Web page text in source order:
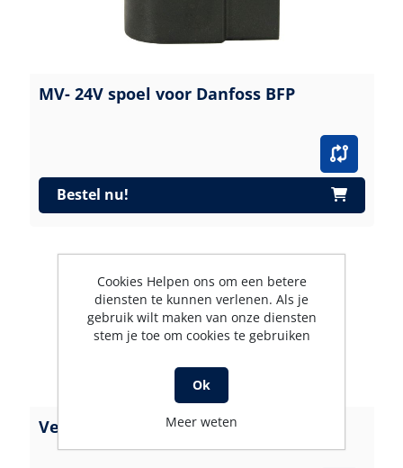
MV- 24V spoel voor Danfoss BFP
Bestel nu!
Verstuiver Danfoss 0,75-60 H
Cookies Helpen ons om een betere
diensten te kunnen verlenen. Als je
gebruik wilt maken van onze diensten
stem je toe om cookies te gebruiken
Ok
Meer weten